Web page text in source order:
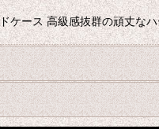
ケース 高級感抜群の頑丈な